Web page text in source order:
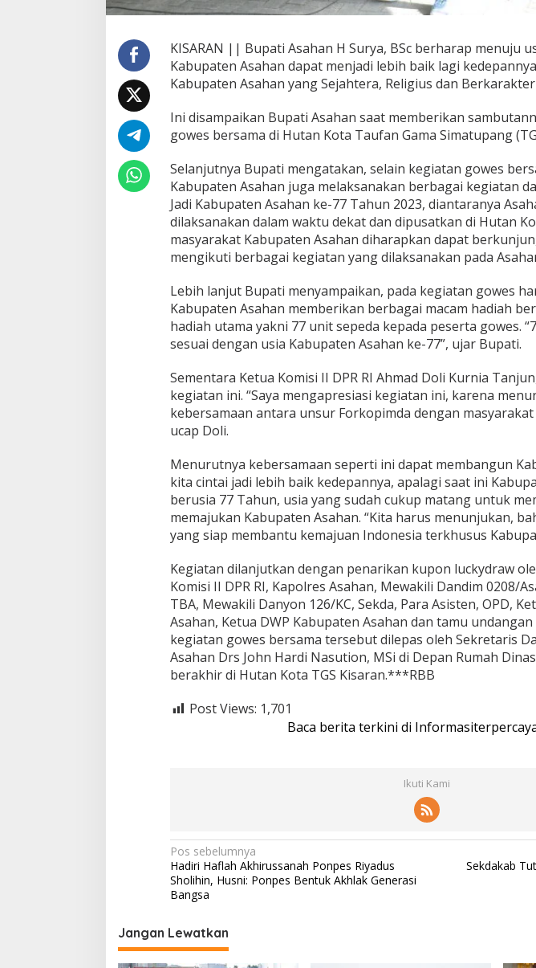
a
A
s
h
a
n
e
b
i
h
B
a
i
KISARAN || Bupati Asahan H Surya, BSc berharap menuju
Kabupaten Asahan dapat menjadi lebih baik lagi
Kabupaten Asahan yang Sejahtera, Religius dan
Ini disampaikan Bupati Asahan saat memberikan
gowes bersama di Hutan Kota Taufan Gama Simatupang
Selanjutnya Bupati mengatakan, selain kegiatan gowes
Kabupaten Asahan juga melaksanakan berbagai kegiatan
Jadi Kabupaten Asahan ke-77 Tahun 2023, diantaranya
dilaksanakan dalam waktu dekat dan dipusatkan di Hutan
masyarakat Kabupaten Asahan diharapkan dapat
mengikuti berbagai kegiatan yang dilaksanakan pada
Lebih lanjut Bupati menyampaikan, pada kegiatan gowes
Kabupaten Asahan memberikan berbagai macam hadiah
hadiah utama yakni 77 unit sepeda kepada peserta gowes.
sesuai dengan usia Kabupaten Asahan ke-77”, ujar Bupati.
Sementara Ketua Komisi II DPR RI Ahmad Doli Kurnia
kegiatan ini. “Saya mengapresiasi kegiatan ini, karena
kebersamaan antara unsur Forkopimda dengan masyarakat
ucap Doli.
Menurutnya kebersamaan seperti ini dapat membangun
kita cintai jadi lebih baik kedepannya, apalagi saat ini
berusia 77 Tahun, usia yang sudah cukup matang untuk
memajukan Kabupaten Asahan. “Kita harus menunjukan,
yang siap membantu kemajuan Indonesia terkhusus
Kegiatan dilanjutkan dengan penarikan kupon luckydraw
Komisi II DPR RI, Kapolres Asahan, Mewakili Dandim 0208/
TBA, Mewakili Danyon 126/KC, Sekda, Para Asisten, OPD,
Asahan, Ketua DWP Kabupaten Asahan dan tamu
kegiatan gowes bersama tersebut dilepas oleh Sekretaris
Asahan Drs John Hardi Nasution, MSi di Depan Rumah
berakhir di Hutan Kota TGS Kisaran.***RBB
Post Views: 1,701
Baca berita terkini di
Ikuti Kami
N
a
v
i
g
Pos sebelumnya
Hadiri Haflah Akhirussanah Ponpes Riyadus
Sholihin, Husni: Ponpes Bentuk Akhlak Generasi
Bangsa
Sekdakab
Jangan Lewatkan